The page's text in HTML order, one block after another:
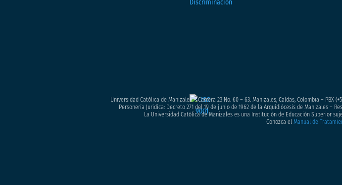
Universidad Católica de Manizales – Carrera 23 No. 60 – 63. Manizales, Caldas, Colombia – PBX
Personería Jurídica: Decreto 271 del 19 de junio de 1962 de la Arquidiócesis de Manizales –
La Universidad Católica de Manizales es una Institución de Educación Superior
Conozca el Manual de